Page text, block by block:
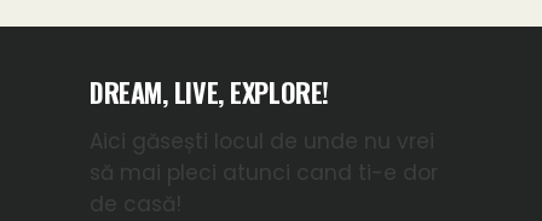
DREAM, LIVE, EXPLORE!
Aici găsești locul de unde nu vrei
să mai pleci atunci cand ti-e dor
de casă!